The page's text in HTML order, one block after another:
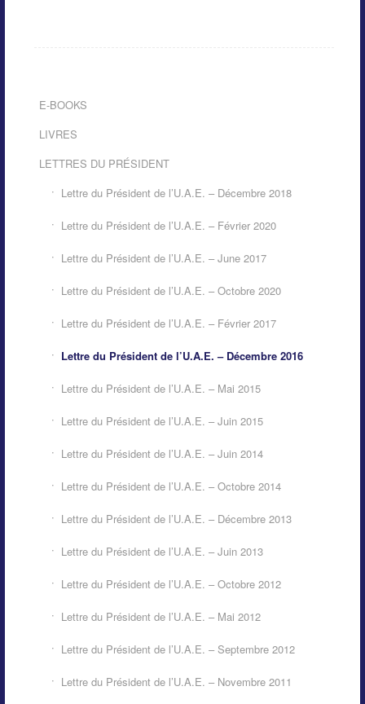
E-BOOKS
LIVRES
LETTRES DU PRÉSIDENT
Lettre du Président de l’U.A.E. – Décembre 2018
Lettre du Président de l’U.A.E. – Février 2020
Lettre du Président de l’U.A.E. – June 2017
Lettre du Président de l’U.A.E. – Octobre 2020
Lettre du Président de l’U.A.E. – Février 2017
Lettre du Président de l’U.A.E. – Décembre 2016
Lettre du Président de l’U.A.E. – Mai 2015
Lettre du Président de l’U.A.E. – Juin 2015
Lettre du Président de l’U.A.E. – Juin 2014
Lettre du Président de l’U.A.E. – Octobre 2014
Lettre du Président de l’U.A.E. – Décembre 2013
Lettre du Président de l’U.A.E. – Juin 2013
Lettre du Président de l’U.A.E. – Octobre 2012
Lettre du Président de l’U.A.E. – Mai 2012
Lettre du Président de l’U.A.E. – Septembre 2012
Lettre du Président de l’U.A.E. – Novembre 2011